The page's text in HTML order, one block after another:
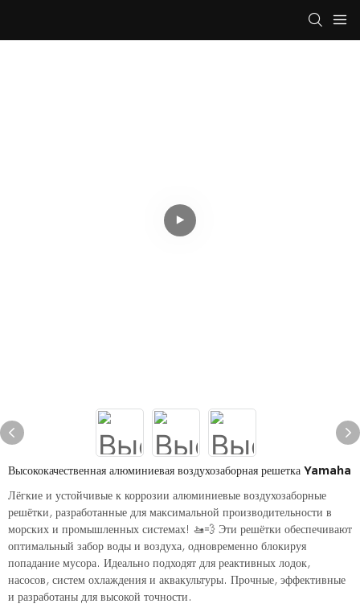
Высококачественная алюминиевая воздухозаборная решетка Yamaha
Лёгкие и устойчивые к коррозии алюминиевые воздухозаборные
решётки, разработанные для максимальной производительности в
морских и промышленных системах! 🚤💨 Эти решётки обеспечивают
оптимальный забор воды и воздуха, одновременно блокируя
попадание мусора. Идеально подходят для реактивных лодок,
насосов, систем охлаждения и аквакультуры. Прочные, эффективные
и разработаны для высокой точности.